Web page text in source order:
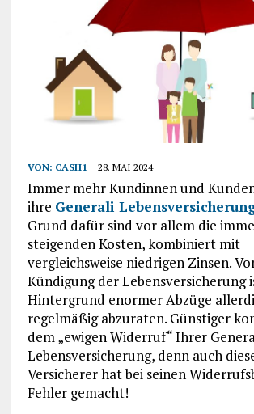
VON: CASH1 28. MAI 2024
Immer mehr Kundinnen und
ihre Generali
Grund dafür sind vor allem die
steigenden Kosten, kombiniert mit
vergleichsweise niedrigen Zinsen.
Kündigung der Lebensversicherung
Hintergrund enormer Abzüge
regelmäßig abzuraten. Günstiger
dem „ewigen Widerruf“ Ihrer
Lebensversicherung, denn auch
Versicherer hat bei seinen
Fehler gemacht!